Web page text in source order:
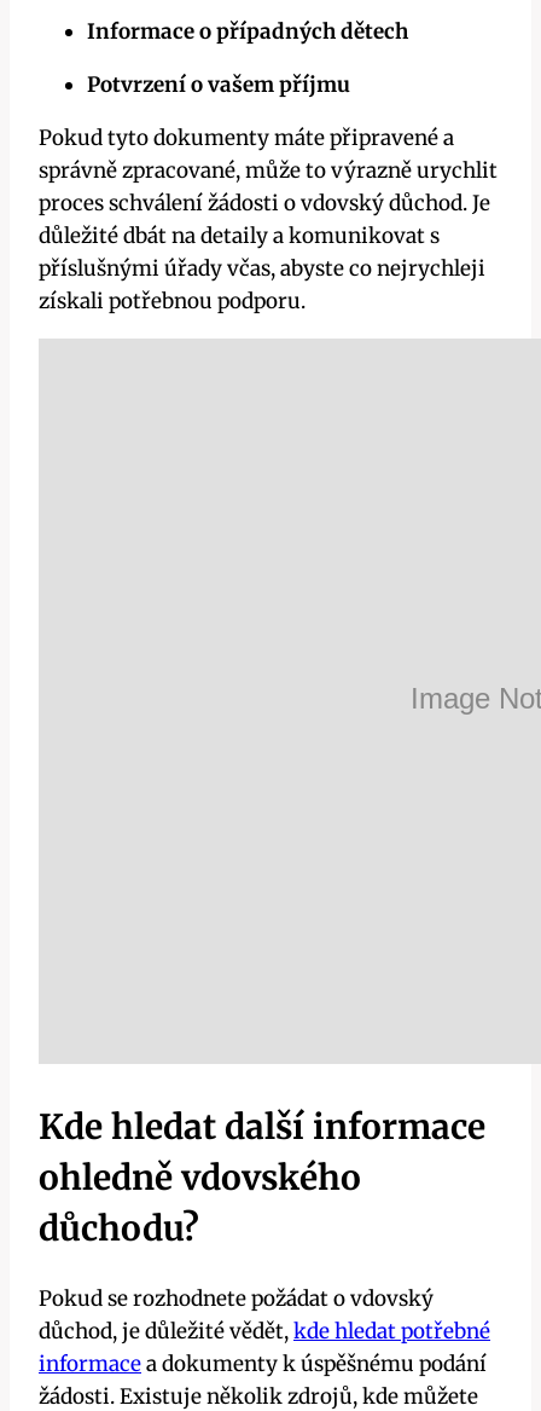
Informace o případných dětech
Potvrzení o vašem příjmu
Pokud tyto dokumenty máte připravené a
správně zpracované, může to výrazně urychlit
proces schválení žádosti o vdovský důchod. Je
důležité dbát na detaily a komunikovat s
příslušnými úřady včas, abyste co nejrychleji
získali potřebnou podporu.
Kde hledat další informace
ohledně vdovského
důchodu?
Pokud se rozhodnete požádat o vdovský
důchod, je důležité vědět,kde hledat potřebné
informacea dokumenty k úspěšnému podání
žádosti. Existuje několik zdrojů, kde můžete